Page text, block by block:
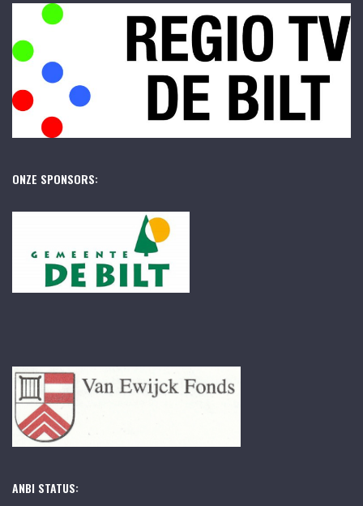
ONZE SPONSORS:
ANBI STATUS: